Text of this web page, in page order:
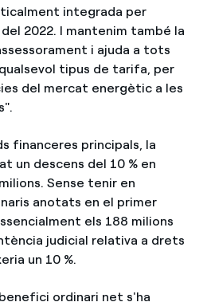
integrada per
2022. I mantenim també la
i ajuda a tots
tipus de tarifa, per
del mercat energètic a les
financeres principals, la
un descens del 10 % en
Sense tenir en
anotats en el primer
els 188 milions
judicial relativa a drets
un 10 %.
ordinari net s'ha